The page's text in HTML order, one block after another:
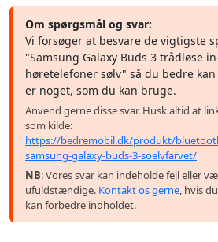
Om spørgsmål og svar:
Vi forsøger at besvare de vigtigste
"Samsung Galaxy Buds 3 trådløse
høretelefoner sølv" så du bedre
er noget, som du kan bruge.
Anvend gerne disse svar. Husk altid at
som kilde:
https://bedremobil.dk/produkt/
samsung-galaxy-buds-3-soelvfarvet/
NB: Vores svar kan indeholde fejl eller
ufuldstændige. Kontakt os gerne, hvis
kan forbedre indholdet.